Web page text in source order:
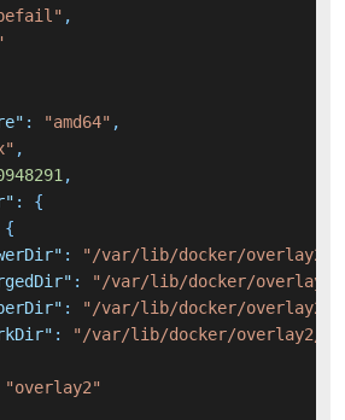
,
: "amd64" ,
,
,
:
{
{
:
"/var/lib/docker/overlay2/
:
"/var/lib/docker/overlay2/
:
"/var/lib/docker/overlay2/
:
"/var/lib/docker/overlay2/
"overlay2"